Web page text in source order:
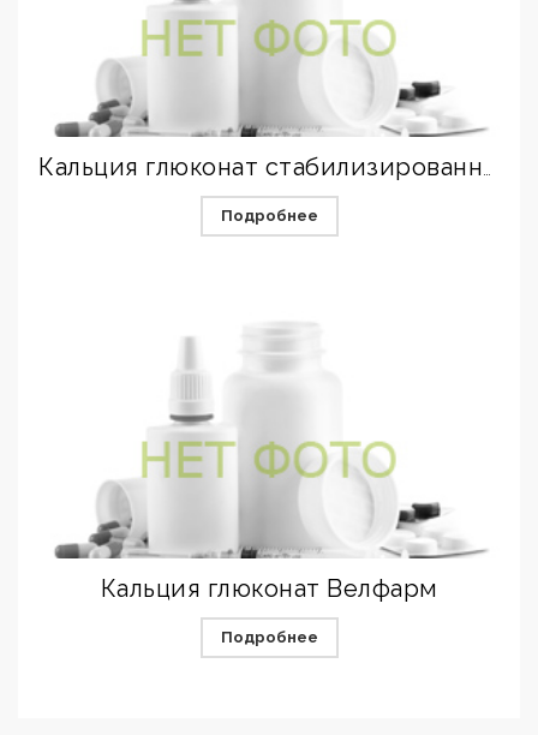
Подробнее
Кальция глюконат Велфарм
Подробнее